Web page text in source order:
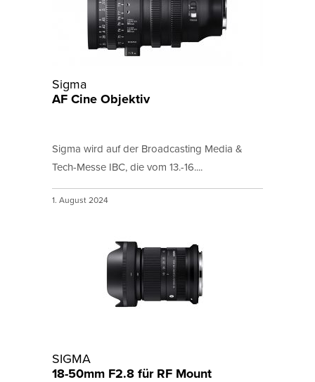
Sigma
AF Cine Objektiv
Sigma wird auf der Broadcasting Media &
Tech-Messe IBC, die vom 13.-16....
1. August 2024
SIGMA
18-50mm F2.8 für RF Mount